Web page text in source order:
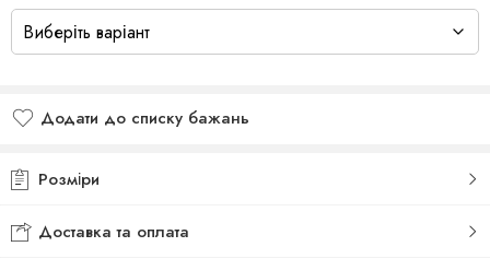
Додати до списку бажань
Розміри
Доставка та оплата